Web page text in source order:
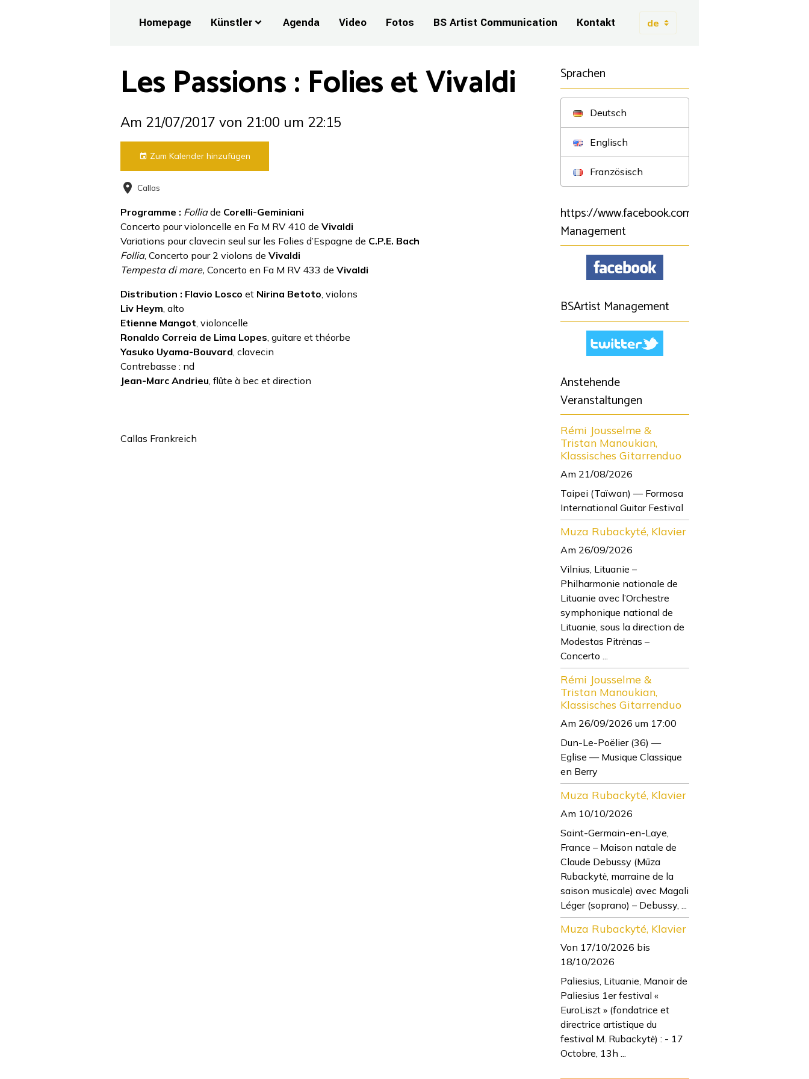
Homepage Künstler Agenda Video Fotos BS Artist Communication Kontakt
Les Passions : Folies et Vivaldi
Am 21/07/2017 von 21:00 um 22:15
Zum Kalender hinzufügen
Callas
Programme : Folliade Corelli-Geminiani
Concerto pour violoncelle en Fa M RV 410 de Vivaldi
Variations pour clavecin seul sur les Folies d’Espagne de C.P.E. Bach
Follia, Concerto pour 2 violons de Vivaldi
Tempesta di mare, Concerto en Fa M RV 433 de Vivaldi
Distribution : Flavio Losco et Nirina Betoto, violons
Liv Heym, alto
Etienne Mangot, violoncelle
Ronaldo Correia de Lima Lopes, guitare et théorbe
Yasuko Uyama-Bouvard, clavecin
Contrebasse : nd
Jean-Marc Andrieu, flûte à bec et direction
Callas Frankreich
Sprachen
Deutsch
Englisch
Französisch
https://www.facebook.com/
Management
BSArtist Management
Anstehende
Veranstaltungen
Rémi Jousselme &
Tristan Manoukian,
Klassisches Gitarrenduo
Am 21/08/2026
Taipei (Taïwan) — Formosa
International Guitar Festival
Muza Rubackyté, Klavier
Am 26/09/2026
Vilnius, Lituanie –
Philharmonie nationale de
Lituanie avec l’Orchestre
symphonique national de
Lituanie, sous la direction de
Modestas Pitrėnas –
Concerto ...
Rémi Jousselme &
Tristan Manoukian,
Klassisches Gitarrenduo
Am 26/09/2026 um 17:00
Dun-Le-Poëlier (36) —
Eglise — Musique Classique
en Berry
Muza Rubackyté, Klavier
Am 10/10/2026
Saint-Germain-en-Laye,
France – Maison natale de
Claude Debussy (Mūza
Rubackytė, marraine de la
saison musicale) avec Magali
Léger (soprano) – Debussy, ...
Muza Rubackyté, Klavier
Von 17/10/2026 bis
18/10/2026
Paliesius, Lituanie, Manoir de
Paliesius 1er festival «
EuroLiszt » (fondatrice et
directrice artistique du
festival M. Rubackytė) : - 17
Octobre, 13h ...